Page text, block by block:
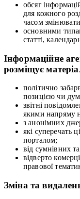
обсяг
для кожного
часом
основними
статті,
Інформаційне
розміщує
політично
позицією чи
звітні
якими напряму
з анонімних
які суперечать
порталом;
від сумнівних
відверто
правової
Зміна та